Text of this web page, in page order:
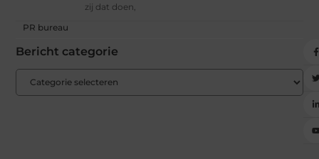
zij dat doen,
PR bureau
Bericht categorie